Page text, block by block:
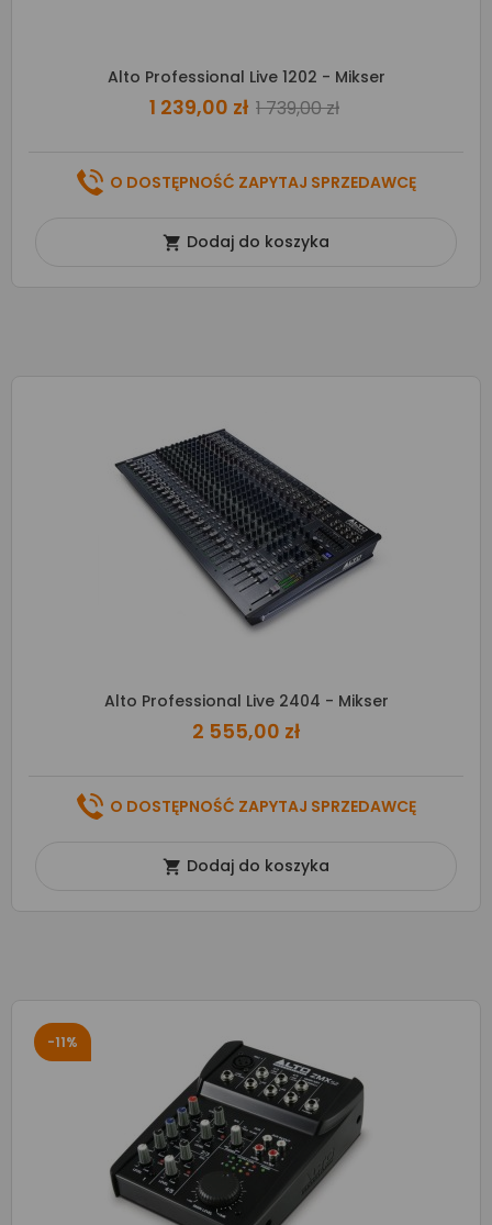
Alto Professional Live 1202 - Mikser
1 239,00 zł 1 739,00 zł
O DOSTĘPNOŚĆ ZAPYTAJ SPRZEDAWCĘ
 Dodaj do koszyka
Alto Professional Live 2404 - Mikser
2 555,00 zł
O DOSTĘPNOŚĆ ZAPYTAJ SPRZEDAWCĘ
 Dodaj do koszyka
-11%